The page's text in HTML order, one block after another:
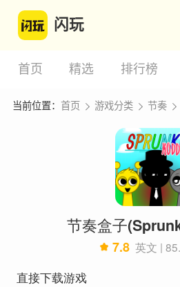
闪玩
首页 精选 排行榜
当前位置： 首页 游戏分类 节奏
节奏盒子
7.8 英文 |
直接下载游戏